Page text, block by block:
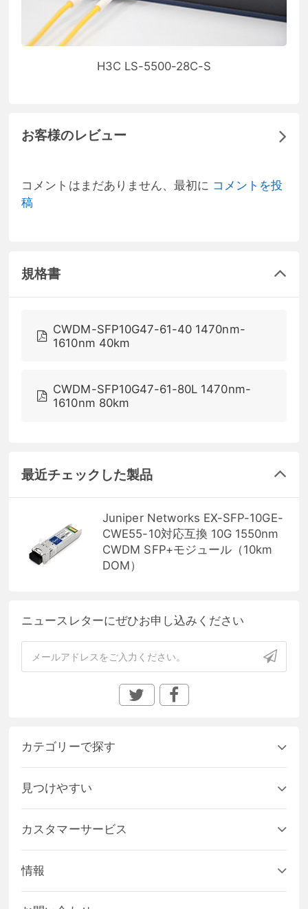
H3C LS-5500-28C-S
お客様のレビュー
コメントはまだありません、最初に コメントを投
稿
規格書
CWDM-SFP10G47-61-40 1470nm-
1610nm 40km
CWDM-SFP10G47-61-80L 1470nm-
1610nm 80km
最近チェックした製品
Juniper Networks EX-SFP-10GE-
CWE55-10対応互換 10G 1550nm
CWDM SFP+モジュール（10km
DOM）
ニュースレターにぜひお申し込みください
カテゴリーで探す
見つけやすい
カスタマーサービス
情報